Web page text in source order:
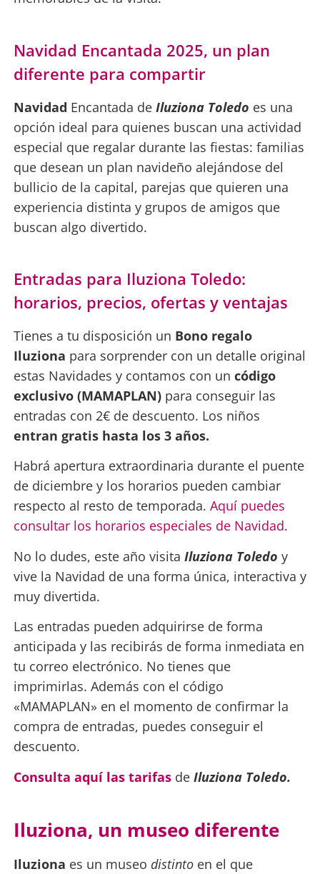
Navidad Encantada 2025, un plan
diferente para compartir
Navidad Encantada de Iluziona Toledo es una
opción ideal para quienes buscan una actividad
especial que regalar durante las fiestas: familias
que desean un plan navideño alejándose del
bullicio de la capital, parejas que quieren una
experiencia distinta y grupos de amigos que
buscan algo divertido.
Entradas para Iluziona Toledo:
horarios, precios, ofertas y ventajas
Tienes a tu disposición un Bono regalo
Iluziona para sorprender con un detalle original
estas Navidades y contamos con un código
exclusivo (MAMAPLAN)para conseguir las
entradas con 2€ de descuento. Los niños
entran gratis hasta los 3 años.
Habrá apertura extraordinaria durante el puente
de diciembre y los horarios pueden cambiar
respecto al resto de temporada. Aquí puedes
consultar los horarios especiales de Navidad.
No lo dudes, este año visita Iluziona Toledo y
vive la Navidad de una forma única, interactiva y
muy divertida.
Las entradas pueden adquirirse de forma
anticipada y las recibirás de forma inmediata en
tu correo electrónico. No tienes que
imprimirlas. Además con el código
«MAMAPLAN» en el momento de confirmar la
compra de entradas, puedes conseguir el
descuento.
Consulta aquí las tarifas de Iluziona Toledo.
Iluziona, un museo diferente
Iluziona es un museo distinto en el que